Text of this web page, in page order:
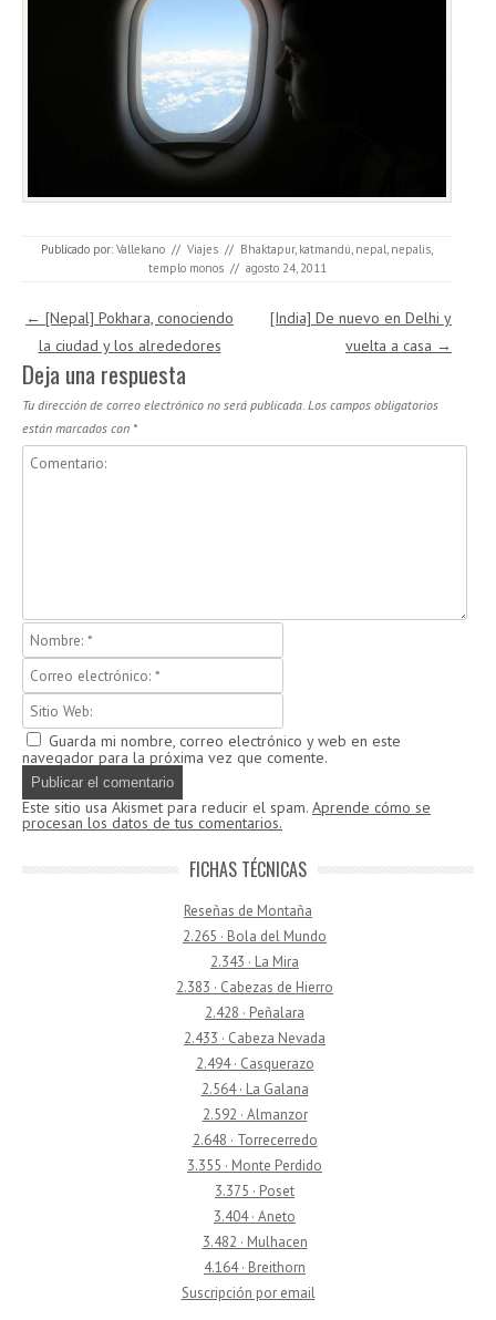
Publicado por: Vallekano // Viajes // Bhaktapur, katmandú nepal nepalis
templo monos // agosto 24, 2011
Navegación de entradas
← [Nepal] Pokhara, conociendo
la ciudad y los alrededores
[India] De nuevo en Delhi y
vuelta a casa →
Deja una respuesta
Tu dirección de correo electrónico no será publicada. Los campos obligatorios
están marcados con *
Guarda mi nombre, correo electrónico y web en este
navegador para la próxima vez que comente.
Este sitio usa Akismet para reducir el spam. Aprende cómo se
procesan los datos de tus comentarios.
FICHAS TÉCNICAS
Reseñas de Montaña
2.265 · Bola del Mundo
2.343 · La Mira
2.383 · Cabezas de Hierro
2.428 · Peñalara
2.433 · Cabeza Nevada
2.494 · Casquerazo
2.564 · La Galana
2.592 · Almanzor
2.648 · Torrecerredo
3.355 · Monte Perdido
3.375 · Poset
3.404 · Aneto
3.482 · Mulhacen
4.164 · Breithorn
Suscripción por email